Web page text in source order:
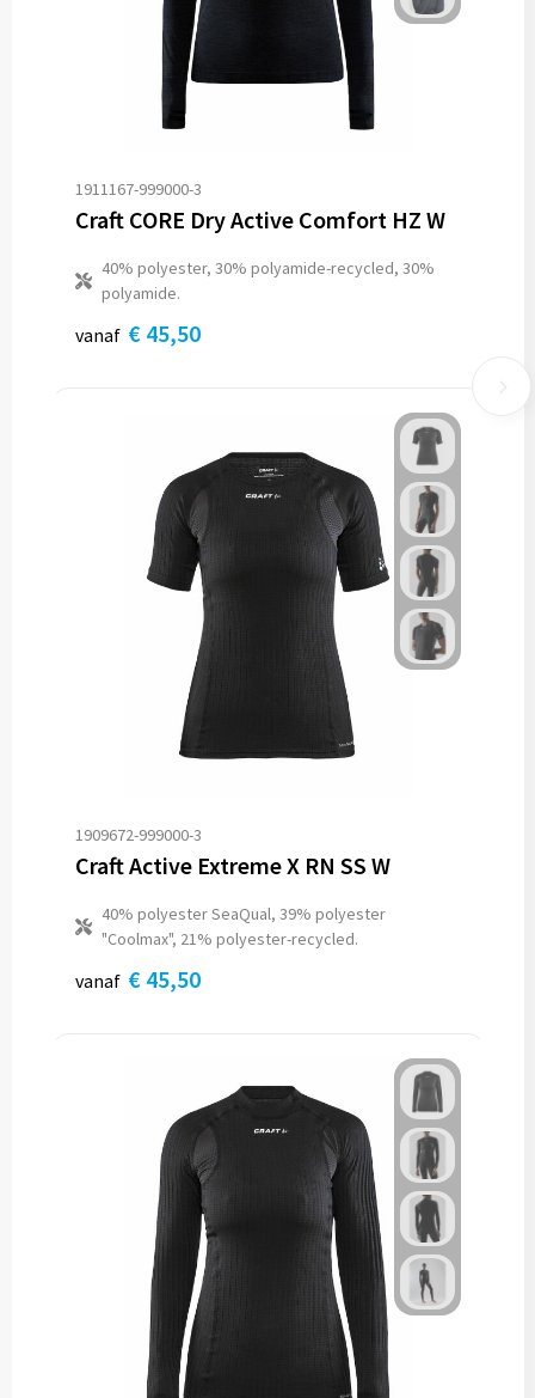
1911167-999000-3
Craft CORE Dry Active Comfort HZ W
40% polyester, 30% polyamide-recycled, 30%
polyamide.
vanaf € 45,50
1909672-999000-3
Craft Active Extreme X RN SS W
40% polyester SeaQual, 39% polyester
"Coolmax", 21% polyester-recycled.
vanaf € 45,50